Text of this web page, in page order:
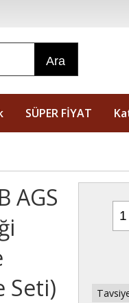
Ara
SÜPER FİYAT
AGS
Seti)